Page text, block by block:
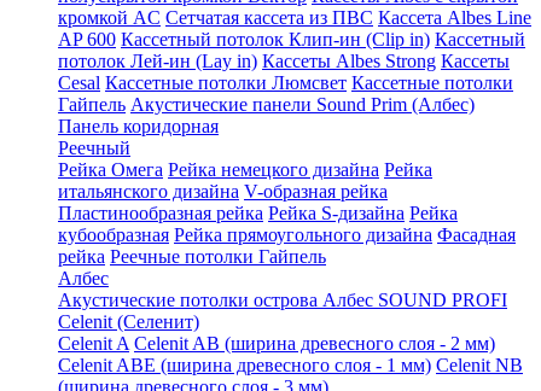
кромкой AC Сетчатая кассета из ПВС Кассета Albes Line
AP 600 Кассетный потолок Клип-ин (Clip in) Кассетный
потолок Лей-ин (Lay in) Кассеты Albes Strong Кассеты
Cesal Кассетные потолки Люмсвет Кассетные потолки
Гайпель Акустические панели Sound Prim (Албес)
Панель коридорная
Реечный
Рейка Омега Рейка немецкого дизайна Рейка
итальянского дизайна V-образная рейка
Пластинообразная рейка Рейка S-дизайна Рейка
кубообразная Рейка прямоугольного дизайна Фасадная
рейка Реечные потолки Гайпель
Албес
Акустические потолки острова Албес SOUND PROFI
Celenit (Селенит)
Celenit A Celenit AB (ширина древесного слоя - 2 мм)
Celenit ABE (ширина древесного слоя - 1 мм) Celenit NB
(ширина древесного слоя - 3 мм)